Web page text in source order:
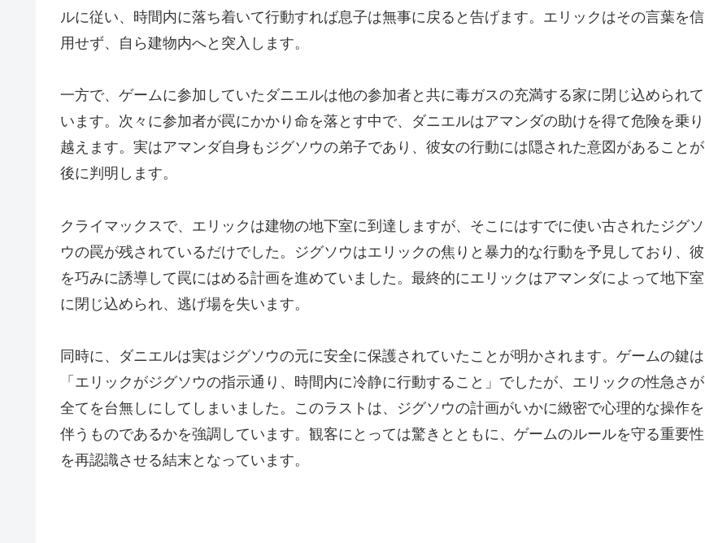
ルに従い、時間内に落ち着いて行動すれば息子は無事に戻ると告げます。エリックはその言葉を信
用せず、自ら建物内へと突入します。
一方で、ゲームに参加していたダニエルは他の参加者と共に毒ガスの充満する家に閉じ込められて
います。次々に参加者が罠にかかり命を落とす中で、ダニエルはアマンダの助けを得て危険を乗り
越えます。実はアマンダ自身もジグソウの弟子であり、彼女の行動には隠された意図があることが
後に判明します。
クライマックスで、エリックは建物の地下室に到達しますが、そこにはすでに使い古されたジグソ
ウの罠が残されているだけでした。ジグソウはエリックの焦りと暴力的な行動を予見しており、彼
を巧みに誘導して罠にはめる計画を進めていました。最終的にエリックはアマンダによって地下室
に閉じ込められ、逃げ場を失います。
同時に、ダニエルは実はジグソウの元に安全に保護されていたことが明かされます。ゲームの鍵は
「エリックがジグソウの指示通り、時間内に冷静に行動すること」でしたが、エリックの性急さが
全てを台無しにしてしまいました。このラストは、ジグソウの計画がいかに緻密で心理的な操作を
伴うものであるかを強調しています。観客にとっては驚きとともに、ゲームのルールを守る重要性
を再認識させる結末となっています。